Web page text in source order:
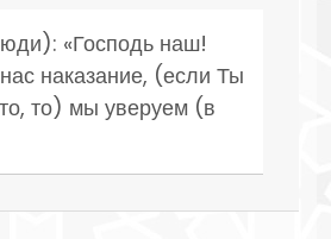
«Господь наш!
наказание, (если Ты
то) мы уверуем (в